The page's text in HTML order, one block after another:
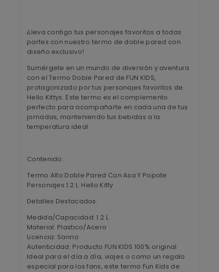
¡Lleva contigo tus personajes favoritos a todas
partes con nuestro termo de doble pared con
diseño exclusivo!
Sumérgete en un mundo de diversión y aventura
con el Termo Doble Pared de FUN KIDS,
protagonizado por tus personajes favoritos de
Hello Kittys. Este termo es el complemento
perfecto para acompañarte en cada una de tus
jornadas, manteniendo tus bebidas a la
temperatura ideal.
Contenido:
Termo Alto Doble Pared Con Asa Y Popote
Personajes 1.2 L Hello Kitty
Detalles Destacados:
Medida/Capacidad: 1.2 L
Material: Plastico/Acero
Licencia: Sanrio
Autenticidad: Producto FUN KIDS 100% original
Ideal para el día a día, viajes o como un regalo
especial para los fans, este termo Fun Kids de